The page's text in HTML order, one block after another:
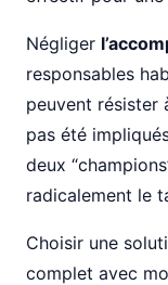
Négliger
responsables
peuvent résister
pas été
deux
radicalement le
Choisir une
complet avec